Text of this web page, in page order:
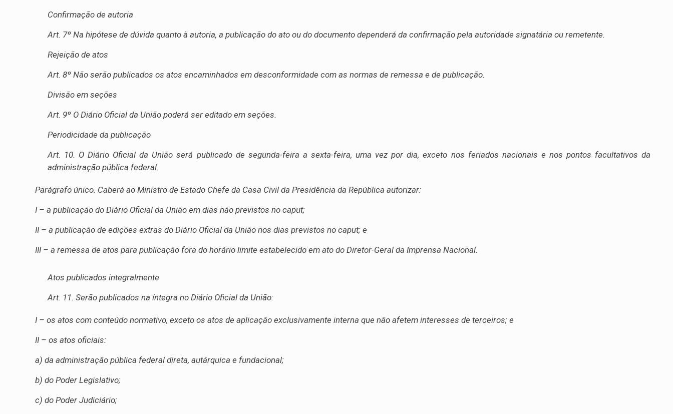
Confirmação de autoria
Art. 7º Na hipótese de dúvida quanto à autoria, a publicação do ato ou do documento dependerá da confirmação pela autoridade signatária ou remetente.
Rejeição de atos
Art. 8º Não serão publicados os atos encaminhados em desconformidade com as normas de remessa e de publicação.
Divisão em seções
Art. 9º O Diário Oficial da União poderá ser editado em seções.
Periodicidade da publicação
Art. 10. O Diário Oficial da União será publicado de segunda-feira a sexta-feira, uma vez por dia, exceto nos feriados nacionais e nos pontos facultativos da
administração pública federal.
Parágrafo único. Caberá ao Ministro de Estado Chefe da Casa Civil da Presidência da República autorizar:
I – a publicação do Diário Oficial da União em dias não previstos no caput;
II – a publicação de edições extras do Diário Oficial da União nos dias previstos no caput; e
III – a remessa de atos para publicação fora do horário limite estabelecido em ato do Diretor-Geral da Imprensa Nacional.
Atos publicados integralmente
Art. 11. Serão publicados na íntegra no Diário Oficial da União:
I – os atos com conteúdo normativo, exceto os atos de aplicação exclusivamente interna que não afetem interesses de terceiros; e
II – os atos oficiais:
a) da administração pública federal direta, autárquica e fundacional;
b) do Poder Legislativo;
c) do Poder Judiciário;